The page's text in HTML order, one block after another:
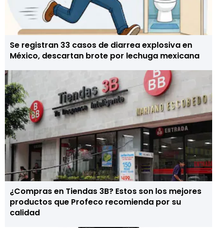
Se registran 33 casos de diarrea explosiva en
México, descartan brote por lechuga mexicana
¿Compras en Tiendas 3B? Estos son los mejores
productos que Profeco recomienda por su
calidad